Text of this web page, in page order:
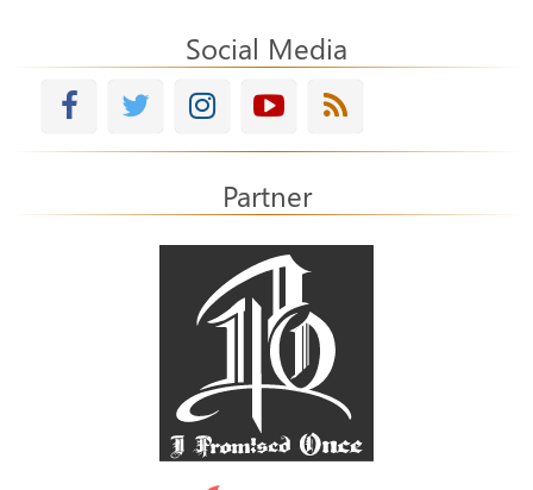
Social Media
Partner